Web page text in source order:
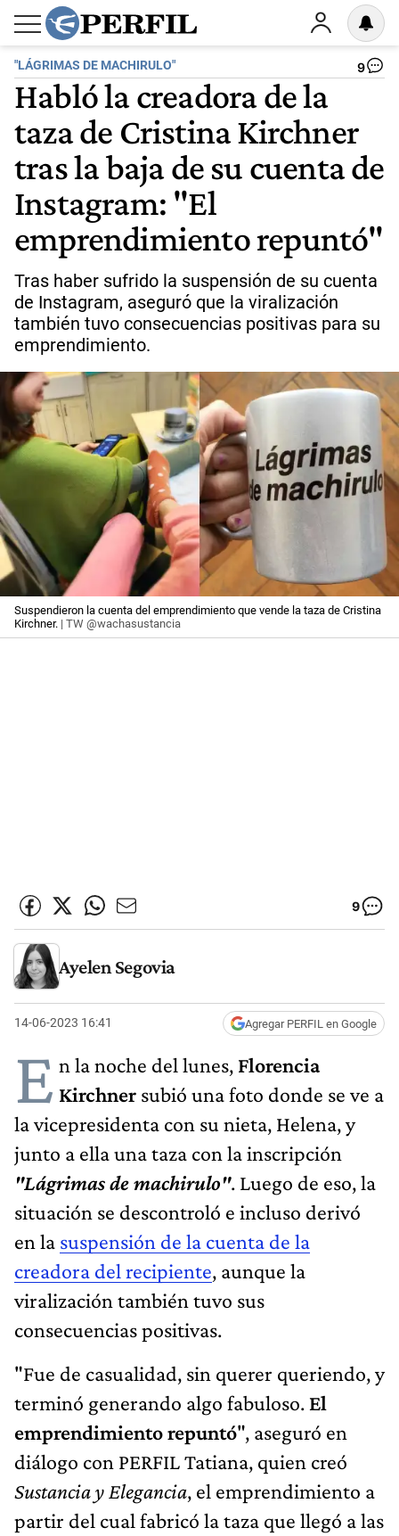
"LÁGRIMAS DE MACHIRULO" 9
Habló la creadora de la
taza de Cristina Kirchner
tras la baja de su cuenta de
Instagram: "El
emprendimiento repuntó"
Tras haber sufrido la suspensión de su cuenta
de Instagram, aseguró que la viralización
también tuvo consecuencias positivas para su
emprendimiento.
Suspendieron la cuenta del emprendimiento que vende la taza de Cristina
Kirchner. | TW @wachasustancia
9
Ayelen Segovia
14-06-2023 16:41 Agregar PERFIL en Google
E n la noche del lunes, Florencia
Kirchner subió una foto donde se ve a
la vicepresidenta con su nieta, Helena, y
junto a ella una taza con la inscripción
"Lágrimas de machirulo". Luego de eso, la
situación se descontroló e incluso derivó
en la suspensión de la cuenta de la
creadora del recipiente, aunque la
viralización también tuvo sus
consecuencias positivas.
"Fue de casualidad, sin querer queriendo, y
terminó generando algo fabuloso. El
emprendimiento repuntó", aseguró en
diálogo con PERFIL Tatiana, quien creó
Sustancia y Elegancia, el emprendimiento a
partir del cual fabricó la taza que llegó a las